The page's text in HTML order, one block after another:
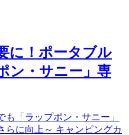
に！ポータブル
ン・サニー」専
も「ラップポン・サニー」
らに向上～ キャンピングカ